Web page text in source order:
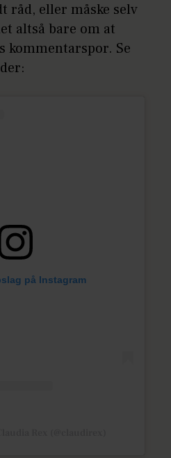
råd, eller måske selv
altså bare om at
kommentarspor. Se
på Instagram